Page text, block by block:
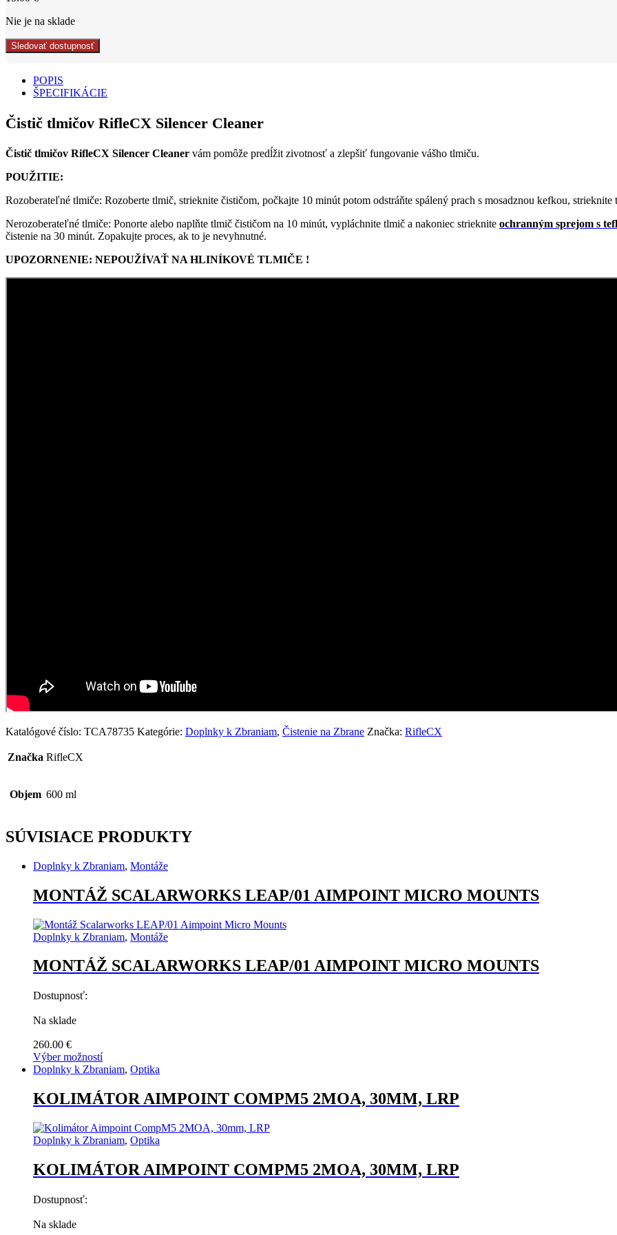
Nie je na sklade
Sledovať dostupnosť
POPIS
ŠPECIFIKÁCIE
Čistič tlmičov RifleCX Silencer Cleaner
Čistič tlmičov RifleCX Silencer Cleaner vám pomôže predĺžit zivotnosť a zlepšiť fungovanie vášho tlmiču.
POUŽITIE:
Rozoberateľné tlmiče: Rozoberte tlmič, strieknite čističom, počkajte 10 minút potom odstráňte spálený prach s mosadznou kefkou,
Nerozoberateľné tlmiče: Ponorte alebo naplňte tlmič čističom na 10 minút, vypláchnite tlmič a nakoniec strieknite ochranným sprejom s
čistenie na 30 minút. Zopakujte proces, ak to je nevyhnutné.
UPOZORNENIE: NEPOUŽÍVAŤ NA HLINÍKOVÉ TLMIČE !
Katalógové číslo: TCA78735 Kategórie: Doplnky k Zbraniam, Čistenie na Zbrane Značka: RifleCX
Značka RifleCX
Objem 600 ml
SÚVISIACE PRODUKTY
Doplnky k Zbraniam, Montáže
MONTÁŽ SCALARWORKS LEAP/01 AIMPOINT MICRO MOUNTS
Doplnky k Zbraniam, Montáže
MONTÁŽ SCALARWORKS LEAP/01 AIMPOINT MICRO MOUNTS
Dostupnosť:
Na sklade
260.00 €
Výber možností
Tento
má
viacero
Možnosti
si
vybrať
na
produktu.
Doplnky k Zbraniam, Optika
KOLIMÁTOR AIMPOINT COMPM5 2MOA, 30MM, LRP
Doplnky k Zbraniam, Optika
KOLIMÁTOR AIMPOINT COMPM5 2MOA, 30MM, LRP
Dostupnosť:
Na sklade